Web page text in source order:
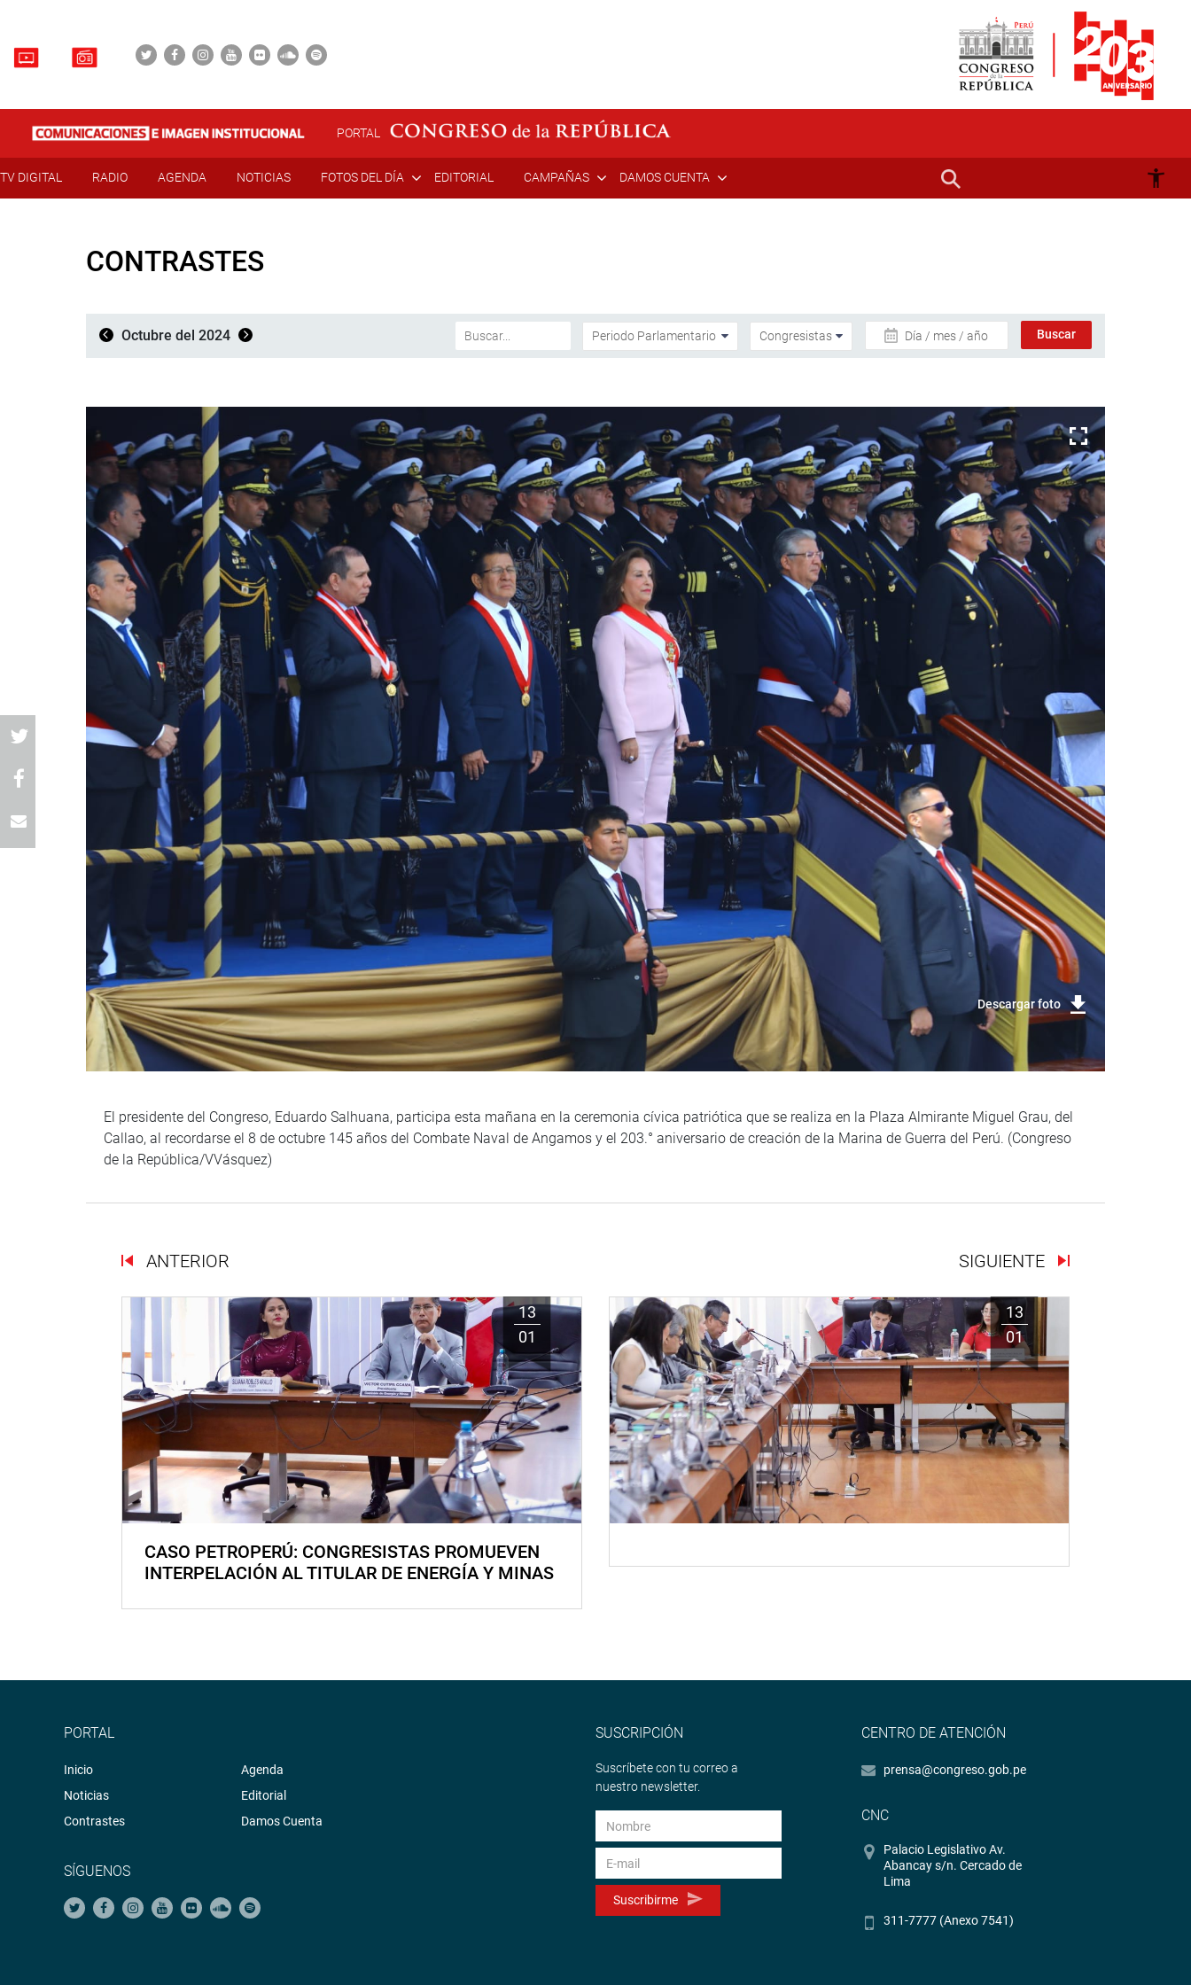
PORTAL
TV DIGITAL RADIO AGENDA NOTICIAS FOTOS DEL DÍA EDITORIAL CAMPAÑAS DAMOS CUENTA
CONTRASTES
Octubre del 2024 Día / mes / año
Descargar foto
El presidente del Congreso, Eduardo Salhuana, participa esta mañana en la ceremonia cívica patriótica que se realiza en la Plaza Almirante Miguel Grau, del
Callao, al recordarse el 8 de octubre 145 años del Combate Naval de Angamos y el 203.° aniversario de creación de la Marina de Guerra del Perú. (Congreso
de la República/VVásquez)
ANTERIOR SIGUIENTE
13
01
CASO PETROPERÚ: CONGRESISTAS PROMUEVEN
INTERPELACIÓN AL TITULAR DE ENERGÍA Y MINAS
13
01
PORTAL
Inicio
Noticias
Contrastes
Agenda
Editorial
Damos Cuenta
SÍGUENOS
SUSCRIPCIÓN
Suscríbete con tu correo a
nuestro newsletter.
Suscribirme
CENTRO DE ATENCIÓN
prensa@congreso.gob.pe
CNC
Palacio Legislativo Av.
Abancay s/n. Cercado de
Lima
311-7777 (Anexo 7541)